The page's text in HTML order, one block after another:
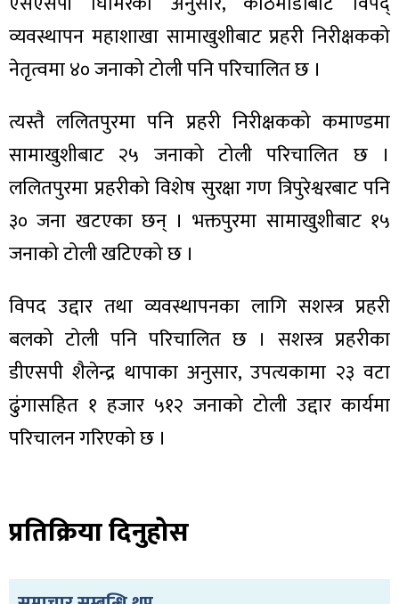
व्यवस्थापन महाशाखा सामाखुशीबाट प्रहरी निरीक्षकको
नेतृत्वमा ४० जनाको टोली पनि परिचालित छ ।
त्यस्तै ललितपुरमा पनि प्रहरी निरीक्षकको कमाण्डमा
सामाखुशीबाट २५ जनाको टोली परिचालित छ ।
ललितपुरमा प्रहरीको विशेष सुरक्षा गण त्रिपुरेश्वरबाट पनि
३० जना खटएका छन् । भक्तपुरमा सामाखुशीबाट १५
जनाको टोली खटिएको छ ।
विपद उद्दार तथा व्यवस्थापनका लागि सशस्त्र प्रहरी
बलको टोली पनि परिचालित छ । सशस्त्र प्रहरीका
डीएसपी शैलेन्द्र थापाका अनुसार, उपत्यकामा २३ वटा
ढुंगासहित १ हजार ५१२ जनाको टोली उद्दार कार्यमा
परिचालन गरिएको छ ।
प्रतिक्रिया दिनुहोस